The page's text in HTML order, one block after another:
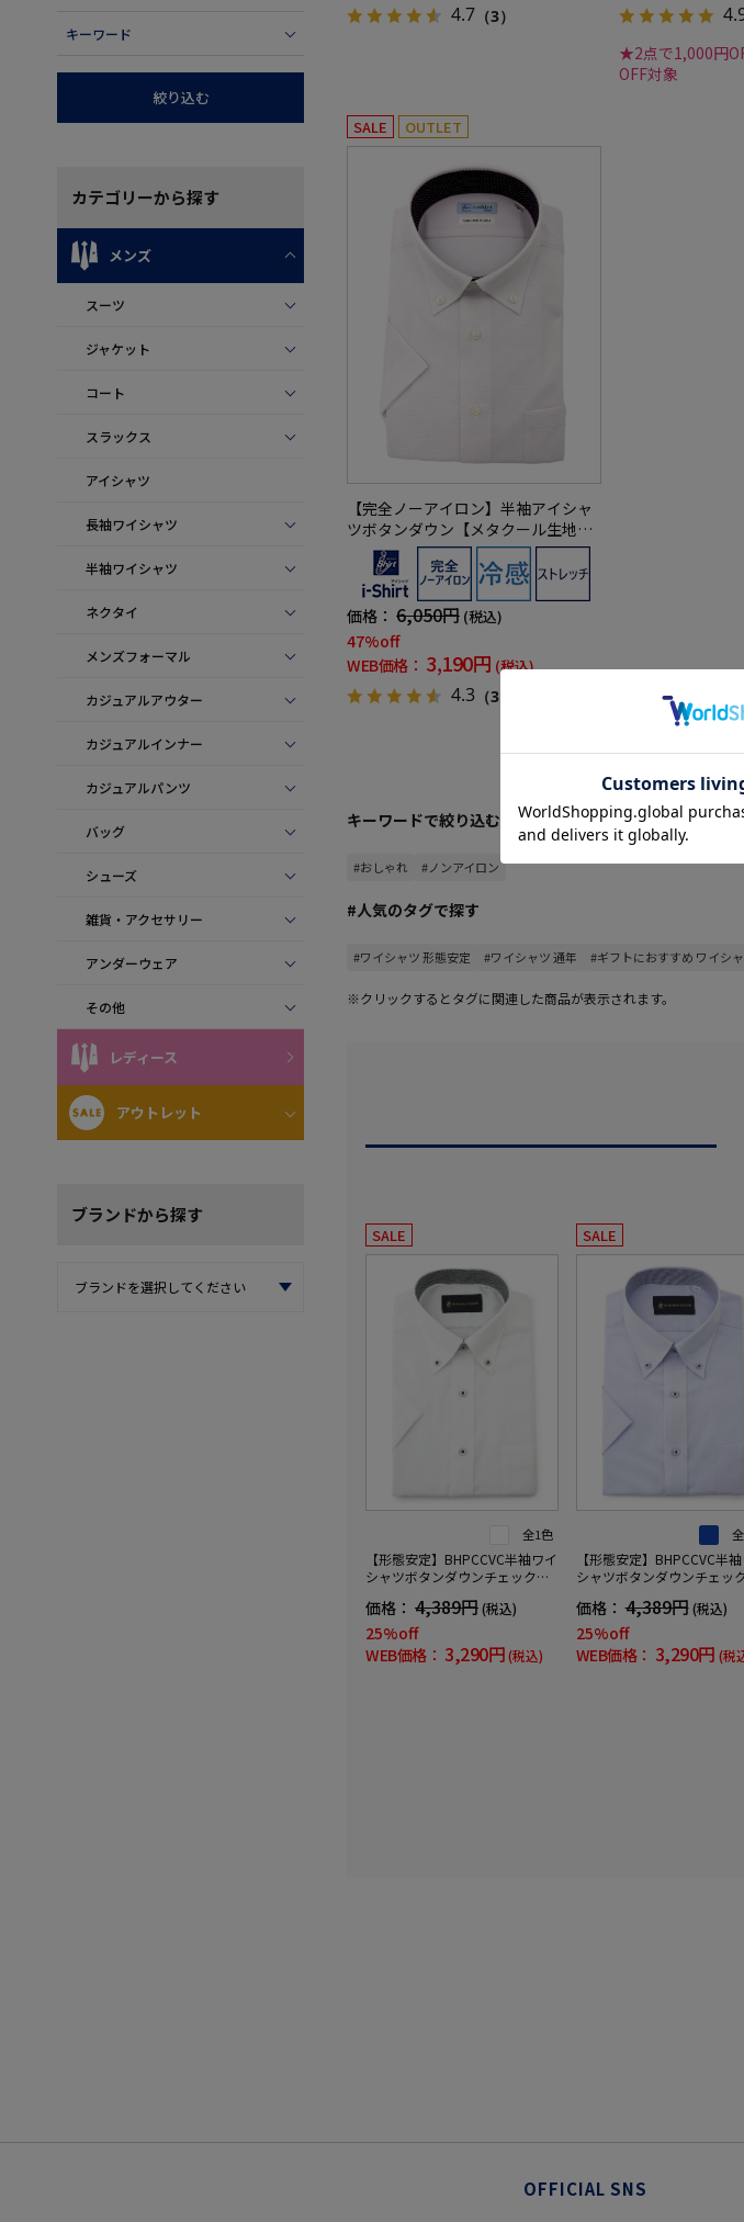
キーワード
絞り込む
カテゴリーから探す
メンズ
スーツ
ジャケット
コート
スラックス
アイシャツ
長袖ワイシャツ
半袖ワイシャツ
ネクタイ
メンズフォーマル
カジュアルアウター
カジュアルインナー
カジュアルパンツ
バッグ
シューズ
雑貨・アクセサリー
アンダーウェア
その他
レディース
アウトレット
ブランドから探す
4.7 （3）
★2点で1,000円
OFF対象
SALE OUTLET
【完全ノーアイロン】半袖アイシャ
ツボタンダウン【メタクール生地使
用】吸湿冷感ドットワイシャツi-shir
t春夏
価格： 6,050円 (税込)
47%off
WEB価格： 3,190円 (税込)
4.3 （3）
キーワードで絞り込む
#おしゃれ #ノンアイロン
#人気のタグで探す
#ワイシャツ 形態安定 #ワイシャツ 通年 #ギフトにおすすめ ワイシ
※クリックするとタグに関連した商品が表示されます。
SALE
全1色
【形態安定】BHPCCVC半袖ワイ
シャツボタンダウンチェックビ
価格： 4,389円(税込)
25%off
WEB価格： 3,290円(税込)
SALE
【形態安定】BHPCCVC半
シャツボタンダウンチェッ
価格： 4,389円 (税込)
25%off
WEB価格： 3,290円 (税
OFFICIAL SNS